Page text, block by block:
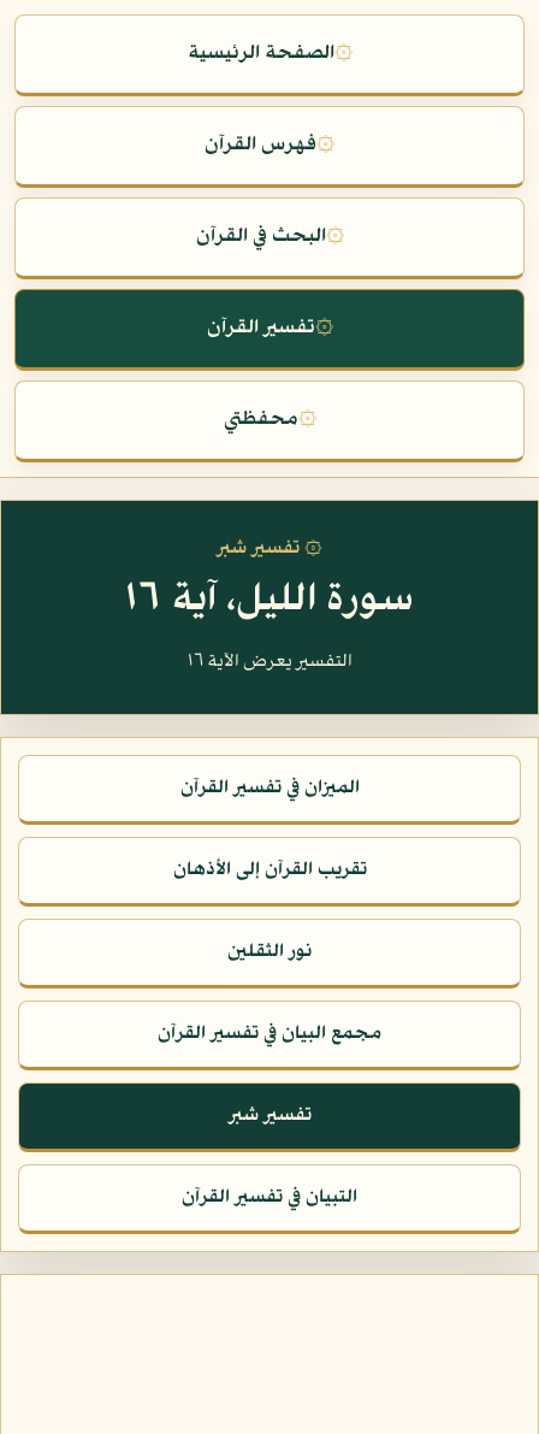
۞الصفحة الرئيسية
۞فهرس القرآن
۞البحث في القرآن
۞تفسير القرآن
۞محفظتي
۞ تفسير شبر
سورة الليل، آية ١٦
التفسير يعرض الآية ١٦
الميزان في تفسير القرآن
تقريب القرآن إلى الأذهان
نور الثقلين
مجمع البيان في تفسير القرآن
تفسير شبر
التبيان في تفسير القرآن